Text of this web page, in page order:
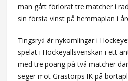
man gått förlorat tre matcher i
sin första vinst på hemmaplan i
Tingsryd är nykomlingar i
spelat i Hockeyallsvenskan i ett
med tre poäng på två matcher
seger mot Grästorps IK på